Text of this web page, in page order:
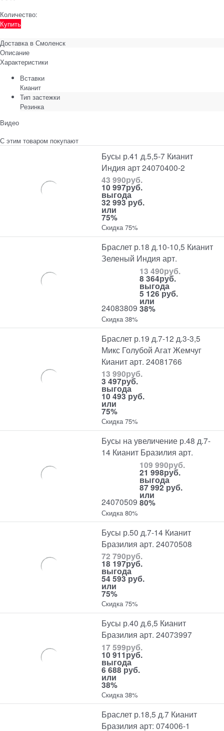
Количество:
Купить
Доставка в Смоленск
Описание
Характеристики
Вставки
Кианит
Тип застежки
Резинка
Видео
С этим товаром покупают
Бусы р.41 д.5,5-7 Кианит
Индия арт 24070400-2
43 990руб.
10 997руб.
выгода
32 993 руб.
или
75%
Скидка 75%
Браслет р.18 д.10-10,5 Кианит
Зеленый Индия арт.
24083809
13 490руб.
8 364руб.
выгода
5 126 руб.
или
38%
Скидка 38%
Браслет р.19 д.7-12 д.3-3,5
Микс Голубой Агат Жемчуг
Кианит арт. 24081766
13 990руб.
3 497руб.
выгода
10 493 руб.
или
75%
Скидка 75%
Бусы на увеличение р.48 д.7-
14 Кианит Бразилия арт.
24070509
109 990руб.
21 998руб.
выгода
87 992 руб.
или
80%
Скидка 80%
Бусы р.50 д.7-14 Кианит
Бразилия арт. 24070508
72 790руб.
18 197руб.
выгода
54 593 руб.
или
75%
Скидка 75%
Бусы р.40 д.6,5 Кианит
Бразилия арт. 24073997
17 599руб.
10 911руб.
выгода
6 688 руб.
или
38%
Скидка 38%
Браслет р.18,5 д.7 Кианит
Бразилия арт: 074006-1